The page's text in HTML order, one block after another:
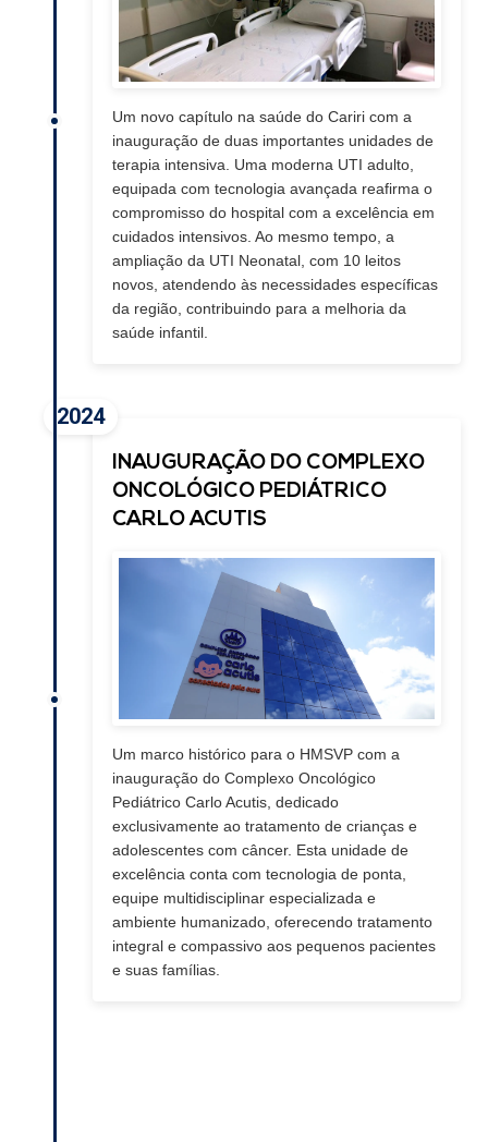
Um novo capítulo na saúde do Cariri com a
inauguração de duas importantes unidades de
terapia intensiva. Uma moderna UTI adulto,
equipada com tecnologia avançada reafirma o
compromisso do hospital com a excelência em
cuidados intensivos. Ao mesmo tempo, a
ampliação da UTI Neonatal, com 10 leitos
novos, atendendo às necessidades específicas
da região, contribuindo para a melhoria da
saúde infantil.
2024
INAUGURAÇÃO DO COMPLEXO
ONCOLÓGICO PEDIÁTRICO
CARLO ACUTIS
Um marco histórico para o HMSVP com a
inauguração do Complexo Oncológico
Pediátrico Carlo Acutis, dedicado
exclusivamente ao tratamento de crianças e
adolescentes com câncer. Esta unidade de
excelência conta com tecnologia de ponta,
equipe multidisciplinar especializada e
ambiente humanizado, oferecendo tratamento
integral e compassivo aos pequenos pacientes
e suas famílias.